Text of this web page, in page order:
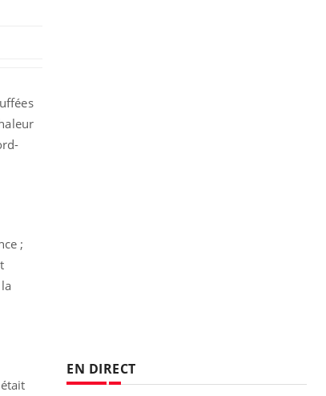
;
EN DIRECT